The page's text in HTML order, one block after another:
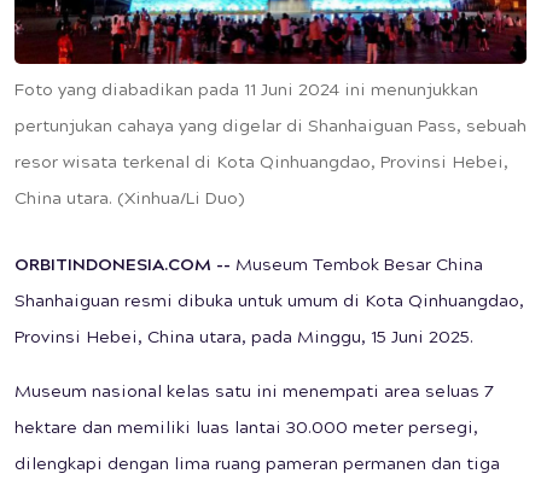
Foto yang diabadikan pada 11 Juni 2024 ini menunjukkan
pertunjukan cahaya yang digelar di Shanhaiguan Pass, sebuah
resor wisata terkenal di Kota Qinhuangdao, Provinsi Hebei,
China utara. (Xinhua/Li Duo)
ORBITINDONESIA.COM -- Museum Tembok Besar China
Shanhaiguan resmi dibuka untuk umum di Kota Qinhuangdao,
Provinsi Hebei, China utara, pada Minggu, 15 Juni 2025.
Museum nasional kelas satu ini menempati area seluas 7
hektare dan memiliki luas lantai 30.000 meter persegi,
dilengkapi dengan lima ruang pameran permanen dan tiga